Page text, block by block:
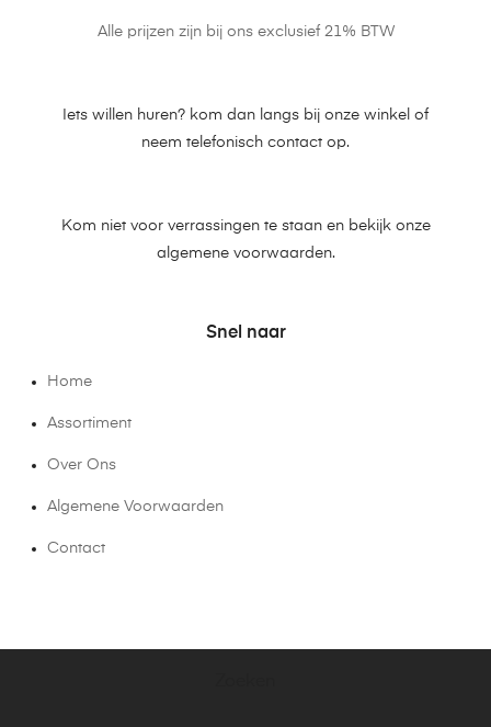
Alle prijzen zijn bij ons exclusief 21% BTW
Iets willen huren? kom dan langs bij onze winkel of
neem telefonisch contact op.
Kom niet voor verrassingen te staan en bekijk onze
algemene voorwaarden.
Snel naar
Home
Assortiment
Over Ons
Algemene Voorwaarden
Contact